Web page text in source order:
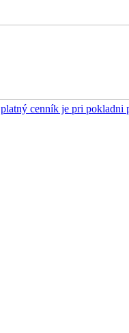
platný cenník je pri pokladni